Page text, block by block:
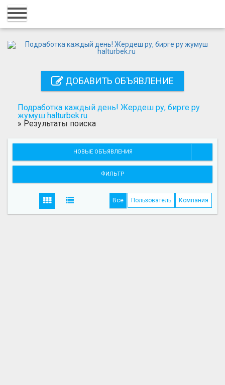
Главная
Контакты
Добавить объявление
Поиск
ДОБАВИТЬ ОБЪЯВЛЕНИЕ
Подработка каждый день! Жердеш ру, бирге ру
жумуш halturbek.ru
» Результаты поиска
НОВЫЕ ОБЪЯВЛЕНИЯ
ФИЛЬТР
Все Пользователь Компания